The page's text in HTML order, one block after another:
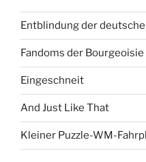
Entblindung der
Fandoms der Bourgeoisie
Eingeschneit
And Just Like That
Kleiner Puzzle-WM-